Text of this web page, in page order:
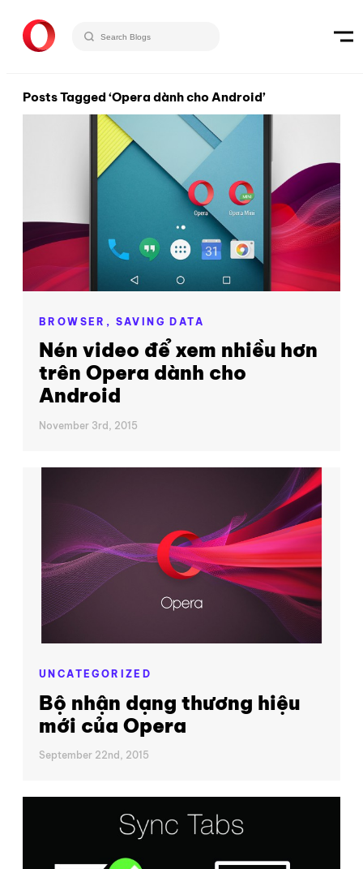
Posts Tagged ‘Opera dành cho Android’
BROWSER, SAVING DATA
Nén video để xem nhiều hơn
trên Opera dành cho
Android
November 3rd, 2015
UNCATEGORIZED
Bộ nhận dạng thương hiệu
mới của Opera
September 22nd, 2015